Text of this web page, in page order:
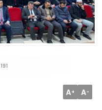
191
A+ A-